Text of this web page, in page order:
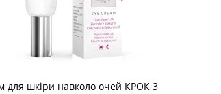
для шкіри навколо очей КРОК 3